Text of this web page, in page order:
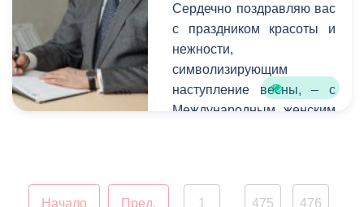
усталость металла.
Сердечно поздравляю вас
с праздником красоты и
нежности,
символизирующим
наступление весны, – с
Международным женским
Начало Пред.
1
475 476